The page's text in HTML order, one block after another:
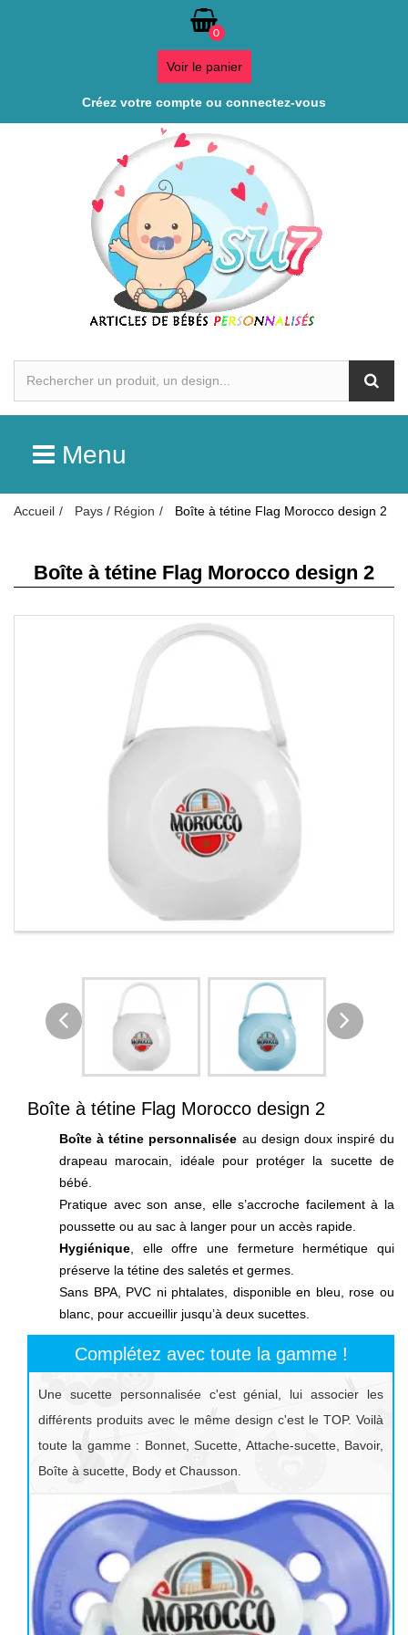
0
Voir le panier
Créez votre compte ou connectez-vous
Menu
Accueil Pays / Région Boîte à tétine Flag Morocco design 2
Boîte à tétine Flag Morocco design 2
Boîte à tétine Flag Morocco design 2
Boîte à tétine personnalisée au design doux inspiré du
drapeau marocain, idéale pour protéger la sucette de
bébé.
Pratique avec son anse, elle s’accroche facilement à la
poussette ou au sac à langer pour un accès rapide.
Hygiénique , elle offre une fermeture hermétique qui
préserve la tétine des saletés et germes.
Sans BPA, PVC ni phtalates, disponible en bleu, rose ou
blanc, pour accueillir jusqu’à deux sucettes.
Complétez avec toute la gamme !
Une sucette personnalisée c'est génial, lui associer les
différents produits avec le même design c'est le TOP. Voilà
toute la gamme : Bonnet, Sucette, Attache-sucette, Bavoir,
Boîte à sucette, Body et Chausson.